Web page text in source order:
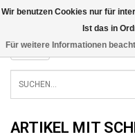
MENU
ARTIKEL MIT
Wir benutzen Cookies nur für
Ist das in
Für weitere Informationen